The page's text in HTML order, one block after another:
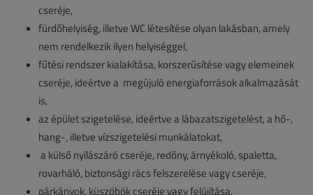
cseréje,
fürdőhelyiség, illetve WC létesítése olyan lakásban, amely
nem rendelkezik ilyen helyiséggel,
fűtési rendszer kialakítása, korszerűsítése vagy elemeinek
cseréje, ideértve a megújuló energiaforrások alkalmazását
is,
az épület szigetelése, ideértve a lábazatszigetelést, a hő-,
hang-, illetve vízszigetelési munkálatokat,
a külső nyílászáró cseréje, redőny, árnyékoló, spaletta,
rovarháló, biztonsági rács felszerelése vagy cseréje,
párkányok, küszöbök cseréje vagy felújítása,